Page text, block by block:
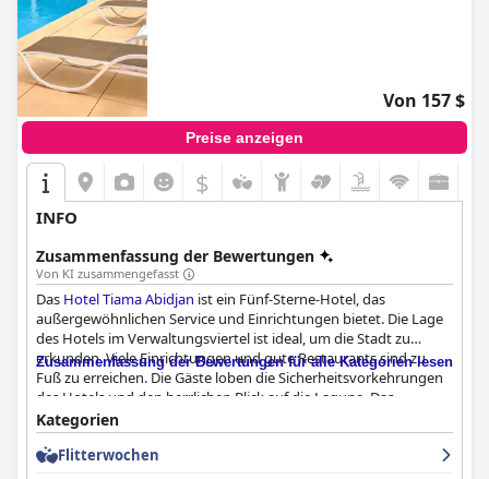
Von 157 $
Preise anzeigen
$
INFO
Zusammenfassung der Bewertungen
Von KI zusammengefasst
Das Hotel Tiama Abidjan ist ein Fünf-Sterne-Hotel, das
außergewöhnlichen Service und Einrichtungen bietet. Die Lage
des Hotels im Verwaltungsviertel ist ideal, um die Stadt zu
erkunden. Viele Einrichtungen und gute Restaurants sind zu
Fuß zu erreichen. Die Gäste loben die Sicherheitsvorkehrungen
des Hotels und den herrlichen Blick auf die Lagune. Das
Frühstück ist frisch, köstlich und abwechslungsreich, auch wenn
es als etwas teuer beschrieben wird. Die Zimmer sind geräumig,
komfortabel, gut gepflegt und sehr sauber. Das Personal ist
Zusammenfassung der Bewertungen für alle Kategorien lesen
Kategorien
Flitterwochen